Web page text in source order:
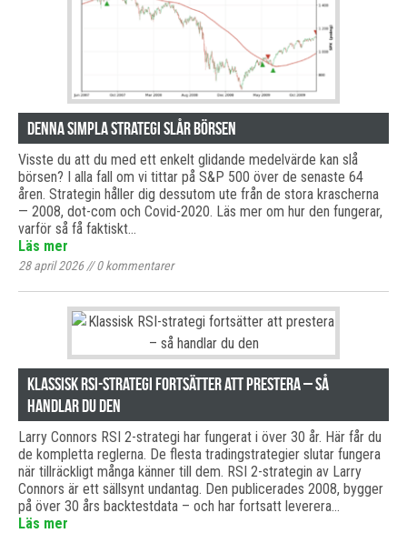
Denna simpla strategi slår börsen
Visste du att du med ett enkelt glidande medelvärde kan slå
börsen? I alla fall om vi tittar på S&P 500 över de senaste 64
åren. Strategin håller dig dessutom ute från de stora krascherna
— 2008, dot-com och Covid-2020. Läs mer om hur den fungerar,
varför så få faktiskt…
Läs mer
28 april 2026//0kommentarer
Klassisk RSI-strategi fortsätter att prestera – så
handlar du den
Larry Connors RSI 2-strategi har fungerat i över 30 år. Här får du
de kompletta reglerna. De flesta tradingstrategier slutar fungera
när tillräckligt många känner till dem. RSI 2-strategin av Larry
Connors är ett sällsynt undantag. Den publicerades 2008, bygger
på över 30 års backtestdata – och har fortsatt leverera…
Läs mer